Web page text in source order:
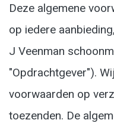
Deze algemene
op iedere
J Veenman
"Opdrachtgever").
voorwaarden op
toezenden. De